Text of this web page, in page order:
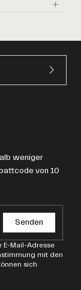
weniger
von 10
Senden
E-Mail-Adresse
mit den
sich